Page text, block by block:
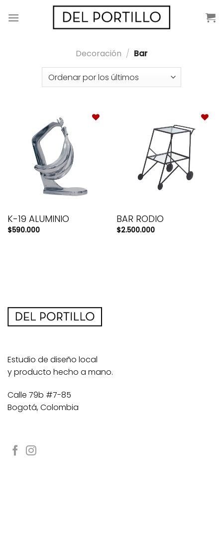
Decoración / Bar
K-19 ALUMINIO
$590.000
BAR RODIO
$2.500.000
Estudio de diseño local
y producto hecho a mano.
Calle 79b #7-85
Bogotá, Colombia